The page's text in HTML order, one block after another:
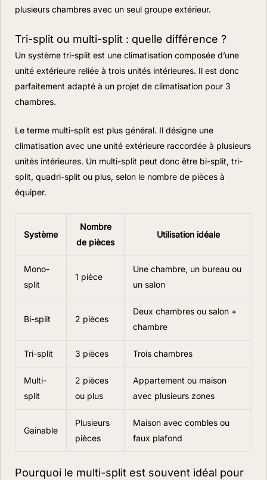
plusieurs chambres avec un seul groupe extérieur.
Tri-split ou multi-split : quelle différence ?
Un système tri-split est une climatisation composée d’une
unité extérieure reliée à trois unités intérieures. Il est donc
parfaitement adapté à un projet de climatisation pour 3
chambres.
Le terme multi-split est plus général. Il désigne une
climatisation avec une unité extérieure raccordée à plusieurs
unités intérieures. Un multi-split peut donc être bi-split, tri-
split, quadri-split ou plus, selon le nombre de pièces à
équiper.
Système
Nombre
de pièces
Utilisation idéale
Mono-
split
1 pièce
Une chambre, un bureau ou
un salon
Bi-split 2 pièces
Deux chambres ou salon +
chambre
Tri-split 3 pièces Trois chambres
Multi-
split
2 pièces
ou plus
Appartement ou maison
avec plusieurs zones
Gainable
Plusieurs
pièces
Maison avec combles ou
faux plafond
Pourquoi le multi-split est souvent idéal pour